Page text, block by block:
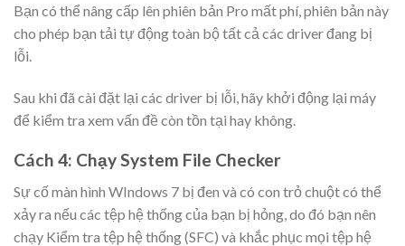
Bạn có thể nâng cấp lên phiên bản Pro mất phí, phiên bản này
cho phép bạn tải tự động toàn bộ tất cả các driver đang bị
lỗi.
Sau khi đã cài đặt lại các driver bị lỗi, hãy khởi động lại máy
để kiểm tra xem vấn đề còn tồn tại hay không.
Cách 4: Chạy System File Checker
Sự cố màn hình WIndows 7 bị đen và có con trỏ chuột có thể
xảy ra nếu các tệp hệ thống của bạn bị hỏng, do đó bạn nên
chạy Kiểm tra tệp hệ thống (SFC) và khắc phục mọi tệp hệ